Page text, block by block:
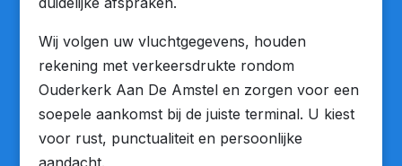
Wij volgen uw vluchtgegevens, houden
rekening met verkeersdrukte rondom
Ouderkerk Aan De Amstel en zorgen voor een
soepele aankomst bij de juiste terminal. U kiest
voor rust, punctualiteit en persoonlijke
aandacht.